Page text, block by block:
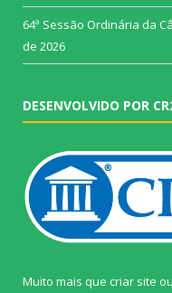
64ª Sessão Ordinária da
de 2026
DESENVOLVIDO POR
Muito mais que criar site ou